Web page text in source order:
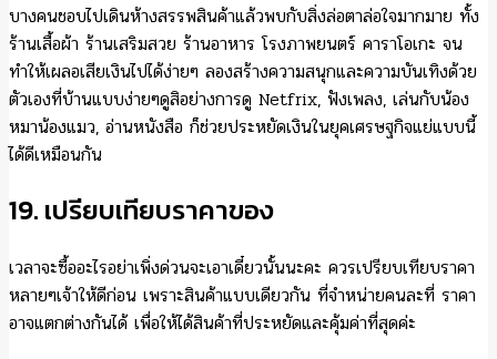
บางคนชอบไปเดินห้างสรรพสินค้าแล้วพบกับสิ่งล่อตาล่อใจมากมาย ทั้ง
ร้านเสื้อผ้า ร้านเสริมสวย ร้านอาหาร โรงภาพยนตร์ คาราโอเกะ จน
ทำให้เผลอเสียเงินไปได้ง่ายๆ ลองสร้างความสนุกและความบันเทิงด้วย
ตัวเองที่บ้านแบบง่ายๆดูสิอย่างการดู Netfrix, ฟังเพลง, เล่นกับน้อง
หมาน้องแมว, อ่านหนังสือ ก็ช่วยประหยัดเงินในยุคเศรษฐกิจแย่แบบนี้
ได้ดีเหมือนกัน
19. เปรียบเทียบราคาของ
เวลาจะซื้ออะไรอย่าเพิ่งด่วนจะเอาเดี๋ยวนั้นนะคะ ควรเปรียบเทียบราคา
หลายๆเจ้าให้ดีก่อน เพราะสินค้าแบบเดียวกัน ที่จำหน่ายคนละที่ ราคา
อาจแตกต่างกันได้ เพื่อให้ได้สินค้าที่ประหยัดและคุ้มค่าที่สุดค่ะ